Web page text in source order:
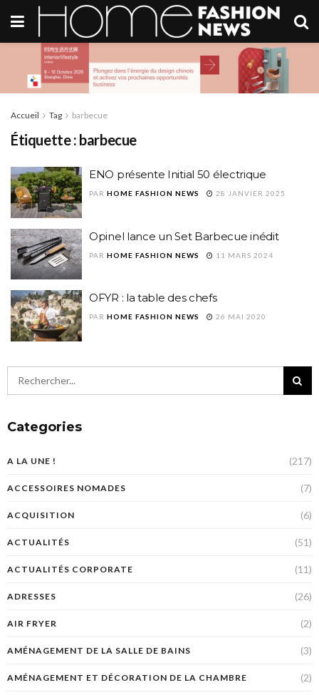
Accueil Tag barbecue
Étiquette : barbecue
ENO présente Initial 50 électrique
PAR HOME FASHION NEWS 28 JANVIER 2025
Opinel lance un Set Barbecue inédit
PAR HOME FASHION NEWS 11 MARS 2024
OFYR : la table des chefs
PAR HOME FASHION NEWS 26 MAI 2020
Categories
A LA UNE ! (217)
ACCESSOIRES NOMADES (7)
ACQUISITION (6)
ACTUALITÉS (51)
ACTUALITÉS CORPORATE (11)
ADRESSES (26)
AIR FRYER (2)
AMÉNAGEMENT DE LA SALLE DE BAINS (3)
AMÉNAGEMENT ET DÉCORATION DE LA CHAMBRE (2)